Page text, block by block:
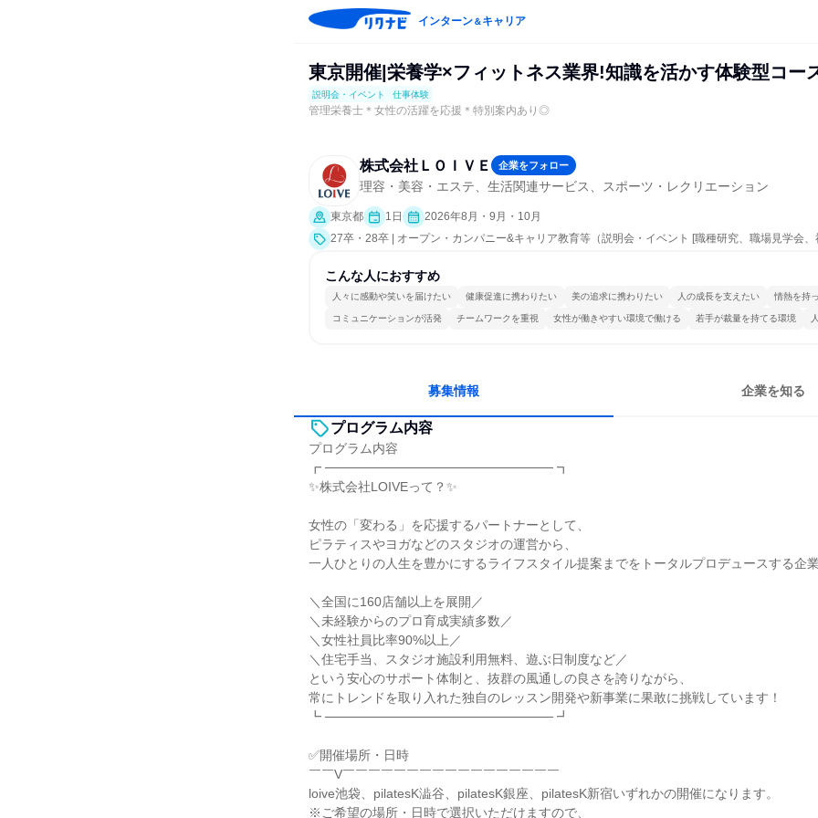
インターン＆キャリア
東京開催|栄養学×フィットネス業界!知識を活かす体験型コー
説明会・イベント 仕事体験
管理栄養士＊女性の活躍を応援＊特別案内あり◎
株式会社ＬＯＩＶＥ 企業をフォロー
理容・美容・エステ、生活関連サービス、スポーツ・レクリエーション
東京都 1日
2026年8月・9月・10月
27卒・28卒 | オープン・カンパニー&キャリア教育等（説明会・イベント [職種研究、職場見学会
こんな人におすすめ
人々に感動や笑いを届けたい 健康促進に携わりたい 美の追求に携わりたい 人の成長を支えたい 情熱を持
コミュニケーションが活発 チームワークを重視 女性が働きやすい環境で働ける 若手が裁量を持てる環境
募集情報 企業を知る
プログラム内容
プログラム内容
┏ ───────────────────────── ┓
✨株式会社LOIVEって？✨
女性の「変わる」を応援するパートナーとして、
ピラティスやヨガなどのスタジオの運営から、
一人ひとりの人生を豊かにするライフスタイル提案までをトータルプロデュースする企
＼全国に160店舗以上を展開／
＼未経験からのプロ育成実績多数／
＼女性社員比率90%以上／
＼住宅手当、スタジオ施設利用無料、遊ぶ日制度など／
という安心のサポート体制と、抜群の風通しの良さを誇りながら、
常にトレンドを取り入れた独自のレッスン開発や新事業に果敢に挑戦しています！
┗ ───────────────────────── ┛
✅開催場所・日時
￣￣V￣￣￣￣￣￣￣￣￣￣￣￣￣￣￣￣￣
loive池袋、pilatesK澁谷、pilatesK銀座、pilatesK新宿いずれかの開催になります。
※ご希望の場所・日時で選択いただけますので、